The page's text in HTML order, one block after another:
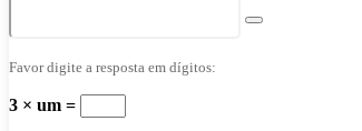
Favor digite a resposta em dígitos:
3 × um =